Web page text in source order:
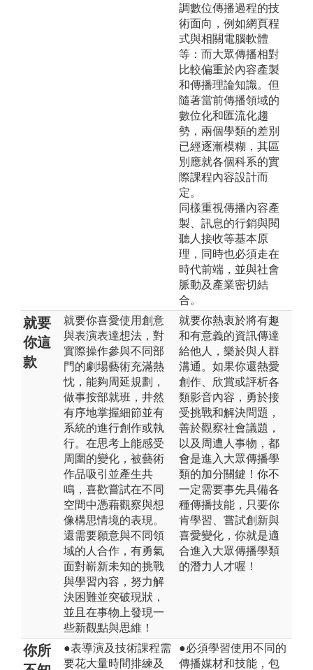
調數位傳播過程的技
術面向，例如網頁程
式與相關電腦軟體
等：而大眾傳播相對
比較偏重於內容產製
和傳播理論知識。但
隨著當前傳播領域的
數位化和匯流化趨
勢，兩個學類的差別
已經逐漸模糊，其區
別應就各個科系的實
際課程內容設計而
定。
同樣重視傳播內容產
製、訊息的行銷與閱
聽人接收等基本原
理，同時也必須走在
時代前端，並與社會
脈動及產業密切結
合。
就要
你這
款
就要你喜愛使用創意
與表演表達想法，對
實際操作參與不同部
門的劇場藝術充滿熱
忱，能夠周延規劃，
做事按部就班，井然
有序地掌握細節並有
系統的進行創作或執
行。在思考上能感受
周圍的變化，被藝術
作品吸引並產生共
鳴，喜歡嘗試在不同
空間中憑藉觀察與想
像構思情境的表現。
還需要願意與不同領
域的人合作，有勇氣
面對嶄新未知的挑戰
與學習內容，努力解
決困難並突破現狀，
並且在事物上發現一
些新觀點與思維！
就要你熱衷於將有趣
和有意義的資訊傳達
給他人，樂於與人群
溝通。如果你還熱愛
創作、欣賞或評析各
類影音內容，勇於接
受挑戰和解決問題，
善於觀察社會議題，
以及周遭人事物，都
會是進入大眾傳播學
類的加分關鍵！你不
一定需要事先具備各
種傳播技能，只要你
肯學習、嘗試創新與
喜愛變化，你就是適
合進入大眾傳播學類
的潛力人才喔！
你所
●表導演及技術課程需
要花大量時間排練及
●必須學習使用不同的
傳播媒材和技能，包